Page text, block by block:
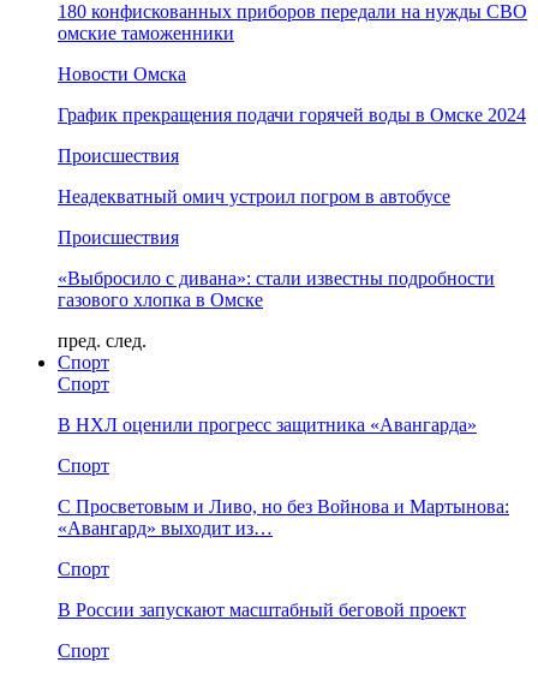
180 конфискованных приборов передали на нужды СВО
омские таможенники
Новости Омска
График прекращения подачи горячей воды в Омске 2024
Происшествия
Неадекватный омич устроил погром в автобусе
Происшествия
«Выбросило с дивана»: стали известны подробности
газового хлопка в Омске
пред. след.
Спорт
Спорт
В НХЛ оценили прогресс защитника «Авангарда»
Спорт
С Просветовым и Ливо, но без Войнова и Мартынова:
«Авангард» выходит из…
Спорт
В России запускают масштабный беговой проект
Спорт